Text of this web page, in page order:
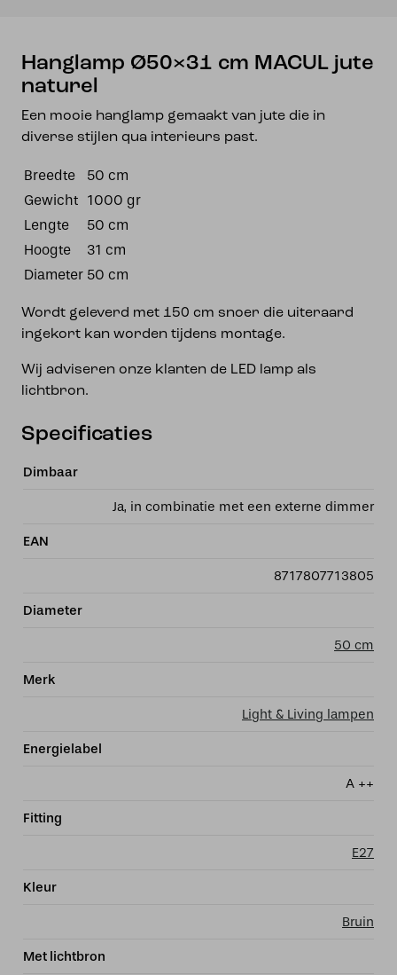
Hanglamp Ø50×31 cm MACUL jute
naturel
Een mooie hanglamp gemaakt van jute die in
diverse stijlen qua interieurs past.
Breedte
50 cm
Gewicht 1000 gr
Lengte
50 cm
Hoogte
31 cm
Diameter 50 cm
Wordt geleverd met 150 cm snoer die uiteraard
ingekort kan worden tijdens montage.
Wij adviseren onze klanten de LED lamp als
lichtbron.
Specificaties
Dimbaar
Ja, in combinatie met een externe dimmer
EAN
8717807713805
Diameter
50 cm
Merk
Light & Living lampen
Energielabel
A ++
Fitting
E27
Kleur
Bruin
Met lichtbron